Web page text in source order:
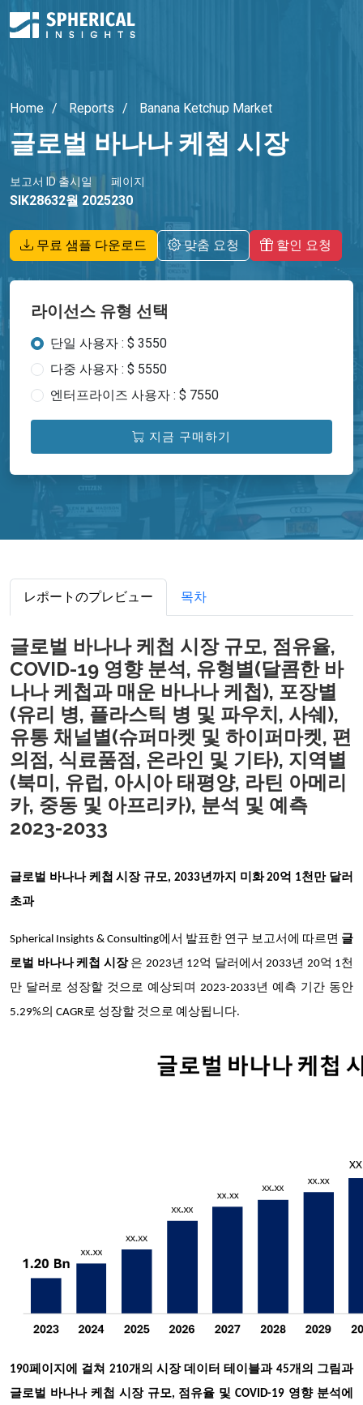
Home Reports Banana Ketchup Market
글로벌 바나나 케첩 시장
보고서 ID
SIK2863
출시일
2월 2025
페이지
230
무료 샘플 다운로드 맞춤 요청 할인 요청
라이선스 유형 선택
단일 사용자 : $ 3550
다중 사용자 : $ 5550
엔터프라이즈 사용자 : $ 7550
지금 구매하기
レポートのプレビュー 목차
글로벌 바나나 케첩 시장 규모, 점유율,
COVID-19 영향 분석, 유형별(달콤한 바
나나 케첩과 매운 바나나 케첩), 포장별
(유리 병, 플라스틱 병 및 파우치, 사쉐),
유통 채널별(슈퍼마켓 및 하이퍼마켓, 편
의점, 식료품점, 온라인 및 기타), 지역별
(북미, 유럽, 아시아 태평양, 라틴 아메리
카, 중동 및 아프리카), 분석 및 예측
2023-2033
글로벌 바나나 케첩 시장 규모, 2033년까지 미화 20억 1천만 달러
초과
Spherical Insights & Consulting에서 발표한 연구 보고서에 따르면 글
로벌 바나나 케첩 시장 은 2023년 12억 달러에서 2033년 20억 1천
만 달러로 성장할 것으로 예상되며 2023-2033년 예측 기간 동안
5.29%의 CAGR로 성장할 것으로 예상됩니다.
190페이지에 걸쳐 210개의 시장 데이터 테이블과 45개의 그림과
글로벌 바나나 케첩 시장 규모, 점유율 및 COVID-19 영향 분석에